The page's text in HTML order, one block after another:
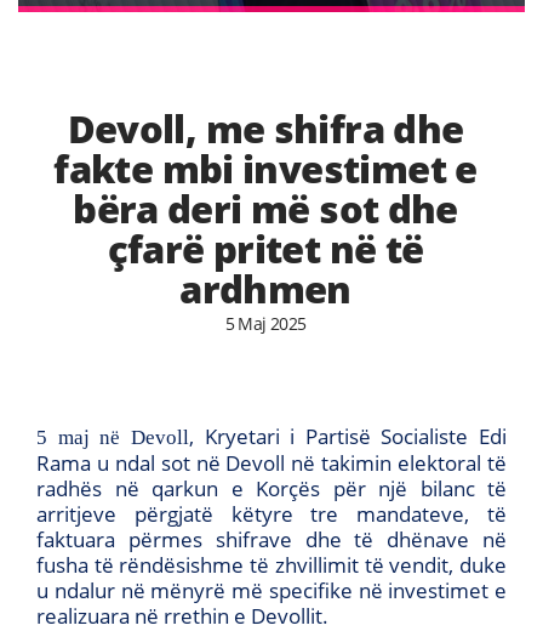
Devoll, me shifra dhe
fakte mbi investimet e
bëra deri më sot dhe
çfarë pritet në të
ardhmen
5 Maj 2025
5 maj në Devoll, Kryetari i Partisë Socialiste Edi
Rama u ndal sot në Devoll në takimin elektoral të
radhës në qarkun e Korçës për një bilanc të
arritjeve përgjatë këtyre tre mandateve, të
faktuara përmes shifrave dhe të dhënave në
fusha të rëndësishme të zhvillimit të vendit, duke
u ndalur në mënyrë më specifike në investimet e
realizuara në rrethin e Devollit.